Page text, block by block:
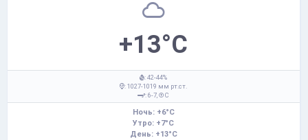
+13°C
: 42-44%
: 1027-1019 мм рт.ст.
: 6-7,
С
Ночь: +6°C
Утро: +7°C
День: +13°C